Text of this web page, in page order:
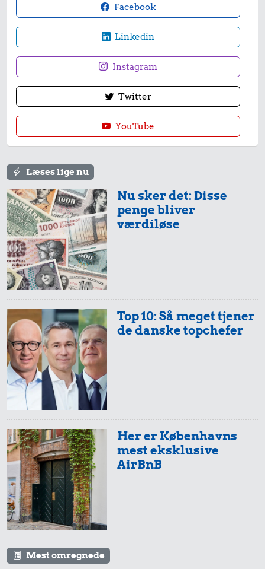
Facebook
Linkedin
Instagram
Twitter
YouTube
Læses lige nu
Nu sker det: Disse
penge bliver
værdiløse
Top 10: Så meget tjener
de danske topchefer
Her er Københavns
mest eksklusive
AirBnB
Mest omregnede